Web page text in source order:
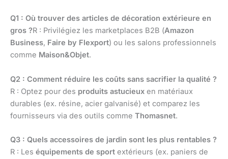
Q1 : Où trouver des articles de décoration extérieure en
gros ?R : Privilégiez les marketplaces B2B (Amazon
Business, Faire by Flexport) ou les salons professionnels
comme Maison&Objet.
Q2 : Comment réduire les coûts sans sacrifier la qualité ?
R : Optez pour des produits astucieux en matériaux
durables (ex. résine, acier galvanisé) et comparez les
fournisseurs via des outils comme Thomasnet.
Q3 : Quels accessoires de jardin sont les plus rentables ?
R : Les équipements de sport extérieurs (ex. paniers de